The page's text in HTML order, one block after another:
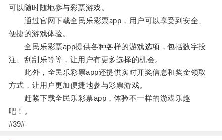
可以随时随地参与彩票游戏。
通过官网下载全民乐彩票app，用户可以享受到安全、
便捷的游戏体验。
全民乐彩票app提供各种各样的游戏选项，包括数字投
注、刮刮乐等等，让用户有更多选择的机会。
此外，全民乐彩票app还提供实时开奖信息和奖金领取
方式，让用户更加便捷地参与彩票游戏。
赶紧下载全民乐彩票app，体验不一样的游戏乐趣
吧！。
#39#